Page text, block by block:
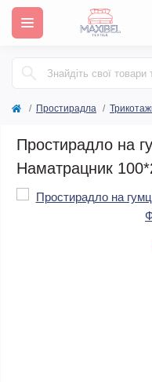
Простирадла
Простирадло на
Наматрацник